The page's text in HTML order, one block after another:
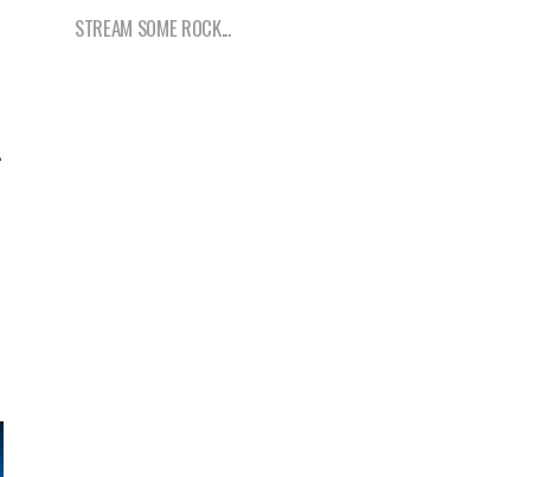
STREAM SOME ROCK...